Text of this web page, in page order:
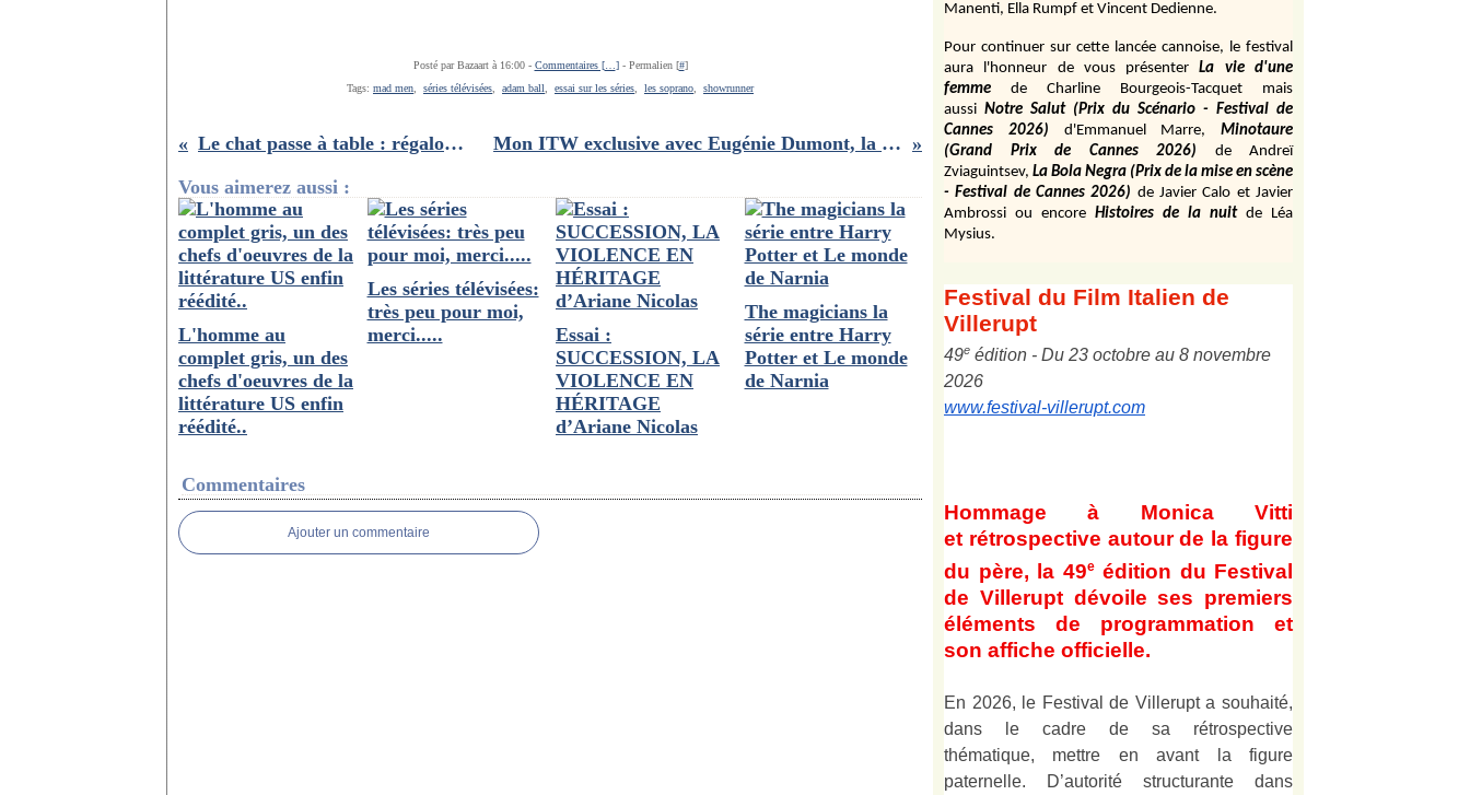
Posté par Bazaart à 16:00 - Commentaires [… ]- Permalien [#]
Tags: mad men séries télévisées adam ball essai sur les séries les soprano showrunner
Le chat passe à table : régalons nous avec Geluck!!
Mon ITW exclusive avec Eugénie Dumont, la réalisatrice d'Heritage Fight!
Vous aimerez aussi :
L'homme au
complet gris, un des
chefs d'oeuvres de la
littérature US enfin
réédité..
Les séries télévisées:
très peu pour moi,
merci.....
Essai :
SUCCESSION, LA
VIOLENCE EN
HÉRITAGE
d’Ariane Nicolas
The magicians la
série entre Harry
Potter et Le monde
de Narnia
Commentaires
Ajouter un commentaire
Manenti, Ella Rumpf et Vincent Dedienne.
Pour continuer sur cette lancée cannoise, le festival
aura l'honneur de vous présenter
La vie d'une
femme
de Charline Bourgeois-Tacquet
mais
aussi Notre Salut (Prix du Scénario - Festival de
Cannes 2026)
d'Emmanuel Marre,
Minotaure
(Grand Prix de Cannes 2026)
de Andreï
Zviaguintsev, La Bola Negra (Prix de la mise en scène
- Festival de Cannes 2026) de Javier Calo et Javier
Ambrossi ou encore Histoires de la nuit de Léa
Mysius.
Festival du Film Italien de
Villerupt
49e édition - Du 23 octobre au 8 novembre
2026
www.festival-villerupt.com
Hommage à Monica Vitti
et rétrospective autour de la figure
du père, la 49e édition du Festival
de Villerupt dévoile ses premiers
éléments de programmation et
son affiche officielle.
En 2026, le Festival de Villerupt a souhaité,
dans le cadre de sa rétrospective
thématique, mettre en avant la figure
paternelle. D’autorité structurante dans